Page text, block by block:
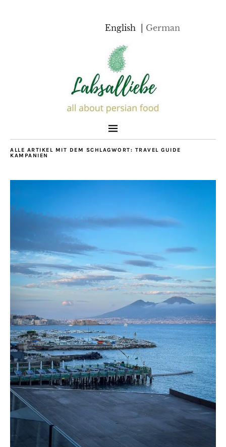
English German
ALLE ARTIKEL MIT DEM SCHLAGWORT: TRAVEL GUIDE
KAMPANIEN